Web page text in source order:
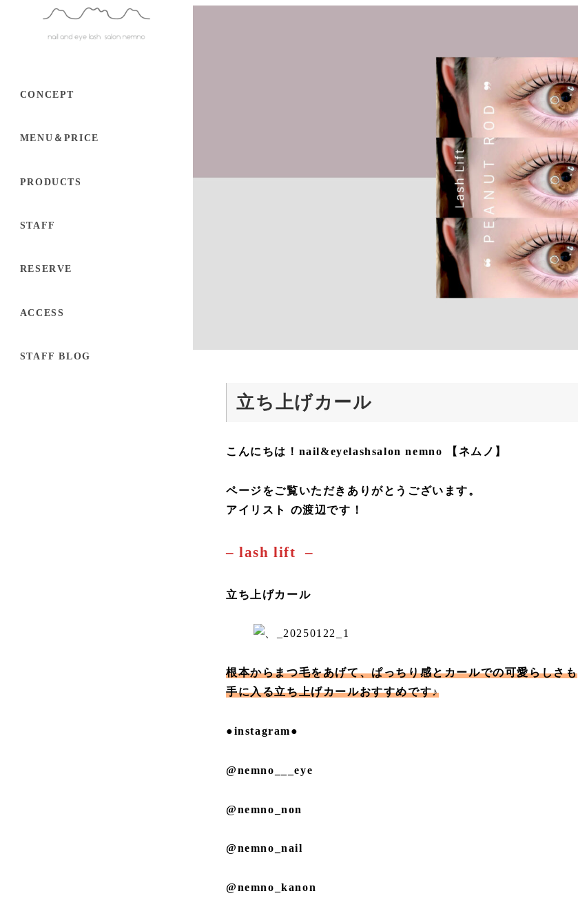
CONCEPT
MENU＆PRICE
PRODUCTS
STAFF
RESERVE
ACCESS
STAFF BLOG
立ち上げカール
こんにちは！nail&eyelashsalon nemno 【ネムノ】
ページをご覧いただきありがとうございます。
アイリスト の渡辺です！
– lash lift –
立ち上げカール
根本からまつ毛をあげて、ぱっちり感とカールでの可愛らしさも
手に入る立ち上げカールおすすめです♪
●instagram●
@nemno___eye
@nemno_non
@nemno_nail
@nemno_kanon